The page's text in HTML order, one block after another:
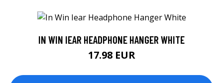
IN WIN IEAR HEADPHONE HANGER WHITE
17.98 EUR